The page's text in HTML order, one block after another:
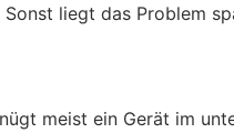
Sonst liegt das Problem
meist ein Gerät im